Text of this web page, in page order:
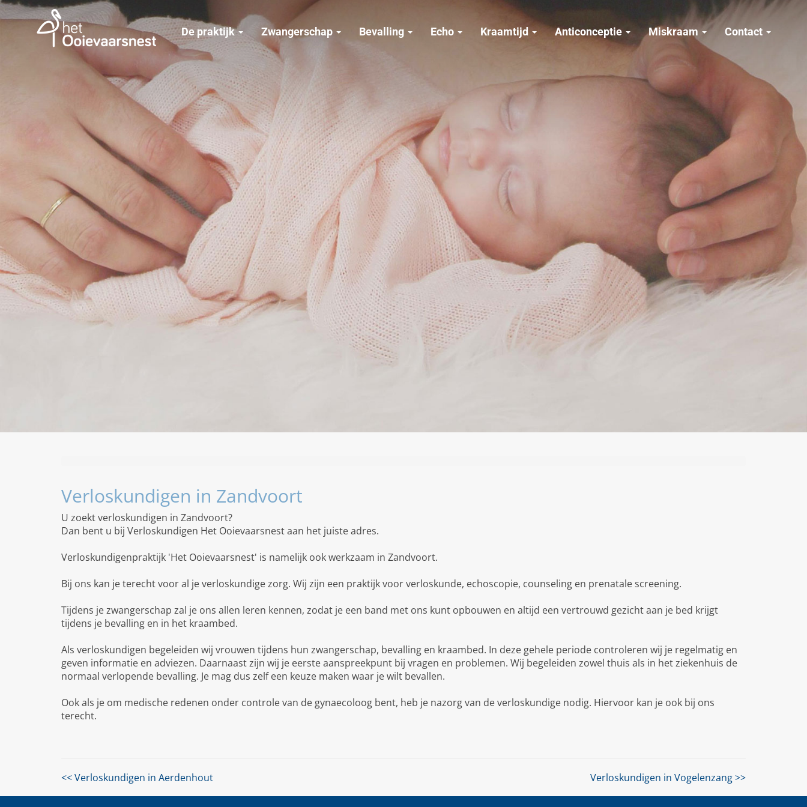
De praktijk Zwangerschap Bevalling Echo Kraamtijd Anticonceptie Miskraam Contact
Verloskundigen in Zandvoort
U zoekt verloskundigen in Zandvoort?
Dan bent u bij Verloskundigen Het Ooievaarsnest aan het juiste adres.
Verloskundigenpraktijk 'Het Ooievaarsnest' is namelijk ook werkzaam in Zandvoort.
Bij ons kan je terecht voor al je verloskundige zorg. Wij zijn een praktijk voor verloskunde, echoscopie, counseling en prenatale screening.
Tijdens je zwangerschap zal je ons allen leren kennen, zodat je een band met ons kunt opbouwen en altijd een vertrouwd gezicht aan je bed krijgt
tijdens je bevalling en in het kraambed.
Als verloskundigen begeleiden wij vrouwen tijdens hun zwangerschap, bevalling en kraambed. In deze gehele periode controleren wij je regelmatig en
geven informatie en adviezen. Daarnaast zijn wij je eerste aanspreekpunt bij vragen en problemen. Wij begeleiden zowel thuis als in het ziekenhuis de
normaal verlopende bevalling. Je mag dus zelf een keuze maken waar je wilt bevallen.
Ook als je om medische redenen onder controle van de gynaecoloog bent, heb je nazorg van de verloskundige nodig. Hiervoor kan je ook bij ons
terecht.
<< Verloskundigen in Aerdenhout Verloskundigen in Vogelenzang >>